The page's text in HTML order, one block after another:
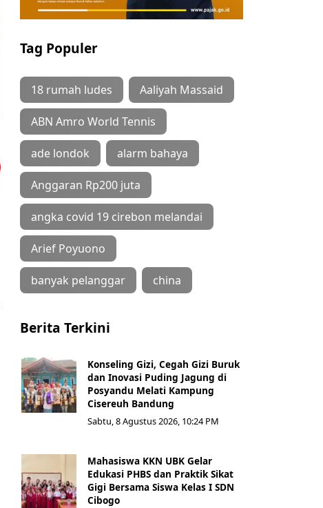
Tag Populer
18 rumah ludes Aaliyah Massaid
ABN Amro World Tennis
ade londok alarm bahaya
Anggaran Rp200 juta
angka covid 19 cirebon melandai
Arief Poyuono
banyak pelanggar china
Berita Terkini
Konseling Gizi, Cegah Gizi Buruk
dan Inovasi Puding Jagung di
Posyandu Melati Kampung
Cisereuh Bandung
Sabtu, 8 Agustus 2026, 10:24 PM
Mahasiswa KKN UBK Gelar
Edukasi PHBS dan Praktik Sikat
Gigi Bersama Siswa Kelas I SDN
Cibogo